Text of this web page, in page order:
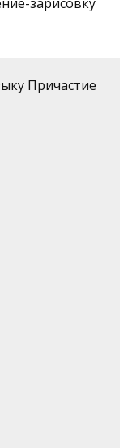
Причастие